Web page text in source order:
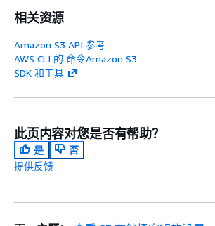
相关资源
Amazon S3 API 参考
AWS CLI 的 命令Amazon S3
SDK 和工具
此页内容对您是否有帮助？
是
否
提供反馈